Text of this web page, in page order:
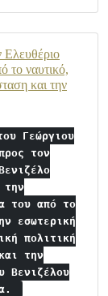
Ελευθέριο
το ναυτικό,
και την
Γεώργιου
τον
την
του από το
εσωτερική
πολιτική
την
Βενιζέλου